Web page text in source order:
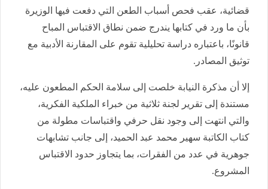
قضائية، عقب فحص أسباب الطعن التي دفعت فيها الوزيرة
بأن ما ورد في كتابها يندرج ضمن نطاق الاقتباس المباح
قانونًا، باعتباره دراسة تحليلية تقوم على المقارنة الأدبية مع
توثيق المصادر.
إلا أن مذكرة النيابة خلصت إلى سلامة الحكم المطعون عليه،
مستندة إلى تقرير لجنة ثلاثية من خبراء الملكية الفكرية،
والتي انتهت إلى وجود نقل حرفي واقتباسات مطولة من
كتاب الكاتبة سهير محمد عبد الحميد، إلى جانب تشابهات
جوهرية في عدد من الفقرات، بما يتجاوز حدود الاقتباس
المشروع.